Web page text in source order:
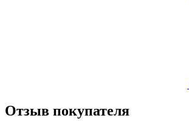
Отзыв покупателя